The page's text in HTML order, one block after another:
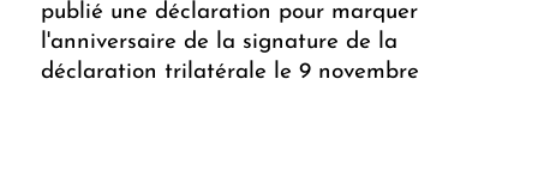
publié une déclaration pour marquer
l'anniversaire de la signature de la
déclaration trilatérale le 9 novembre